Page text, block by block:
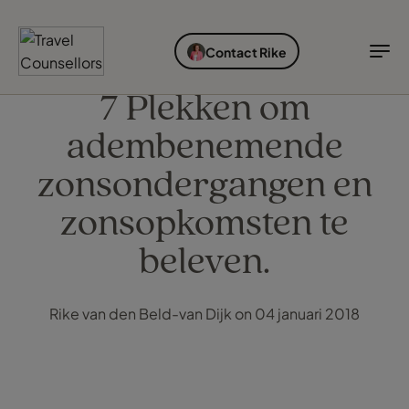
Ontdek bestemmingen
ONTDEK BESTEMMINGEN
Bestemmingen
Soorten vakanties
SOORTEN VAKANTIES
Soorten vakanties
Ideale reistijd
IDEALE REISTIJD
Ideale reistijd
INSPIRATIE
TC Reisroutes
Bestemmingen
Cruises
Hotels
Contact Rike
7 Plekken om
adembenemende
zonsondergangen en
zonsopkomsten te
beleven.
Rike van den Beld-van Dijk on 04 januari 2018